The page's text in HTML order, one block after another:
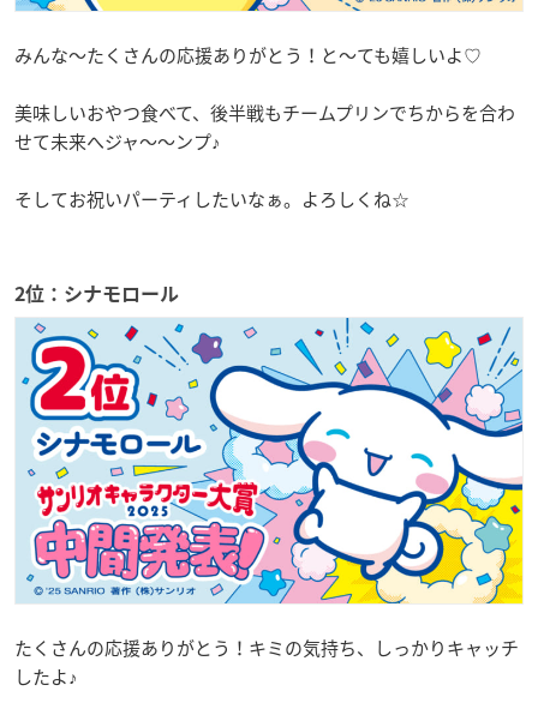
みんな～たくさんの応援ありがとう！と～ても嬉しいよ♡
美味しいおやつ食べて、後半戦もチームプリンでちからを合わ
せて未来へジャ～～ンプ♪
そしてお祝いパーティしたいなぁ。よろしくね☆
2位：シナモロール
たくさんの応援ありがとう！キミの気持ち、しっかりキャッチ
したよ♪